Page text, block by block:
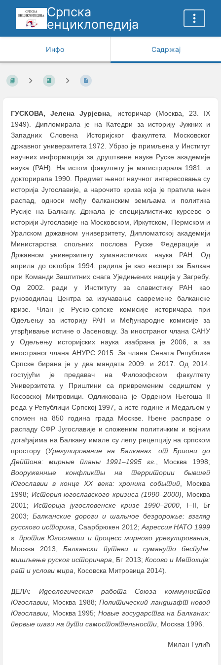
Српска
енциклопедија
Инфо Садржај
ГУСКОВА, Јелена Јурјевна, историчар (Москва, 23. IX
1949). Дипломирала је на Катедри за историју Јужних и
Западних Словена Историјског факултета Московског
државног универзитета 1972. Убрзо је примљена у Институт
научних информација за друштвене науке Руске академије
наука (РАН). На истом факултету је магистрирала 1981. и
докторирала 1990. Предмет њеног научног интересовања су
историја Југославије, а нарочито криза која је пратила њен
распад, односи међу балканским земљама и политика
Русије на Балкану. Држала је специјалистичке курсеве о
историји Југославије на Московском, Иркутском, Пермском и
Уралском државном универзитету, Дипломатској академији
Министарства спољних послова Руске Федерације и
Државном универзитету хуманистичких наука РАН. Од
априла до октобра 1994. радила је као експерт за Балкан
при Команди Заштитних снага Уједињених нација у Загребу.
Од 2002. ради у Институту за славистику РАН као
руководилац Центра за изучавање савремене балканске
кризе. Члан је Руско-српске комисије историчара при
Одељењу за историју РАН и Међународне комисије за
утврђивање истине о Јасеновцу. За иностраног члана САНУ
у Одељењу историјских наука изабрана је 2006, а за
иностраног члана АНУРС 2015. За члана Сената Републике
Српске бирана је у два мандата 2009. и 2017. Од 2014.
гостујући је предавач на Филозофском факултету
Универзитета у Приштини са привременим седиштем у
Косовској Митровици. Одликована је Орденом Његоша II
реда у Републици Српској 1997, а исте године и Медаљом у
спомен на 850 година града Москве. Њене расправе о
распаду СФР Југославије и сложеним политичким и војним
догађајима на Балкану имале су лепу рецепцију на српском
простору (Урегулирование на Балканах: от Бриони до
Дейтона: мирные планы 1991–1995 гг., Москва 1998;
Вооруженные конфликты на территории бывшей
Югославии в конце XX века: хроника событий, Москва
1998; История югославского кризиса (1990–2000), Москва
2001; Историја југословенске кризе 1990–2000, I–II, Бг
2003; Балканские дороги и шальное бездорожье: взгляд
русского историка, Саарбрюкен 2012;Агрессия НАТО 1999
г. против Югославии и процесс мирного урегулирования,
Москва 2013;Балкански путеви и сумануто беспуће:
мишљење руског историчара, Бг 2013; Косово и Метохија:
рат и услови мира, Косовска Митровица 2014).
ДЕЛА: Идеологическая работа Союза коммунистов
Югославии , Москва 1988;Политический ландшафт новой
Югославии , Москва 1995; Новые государства на Балканах:
первые шаги на пути самостоятельности , Москва 1996.
Милан Гулић